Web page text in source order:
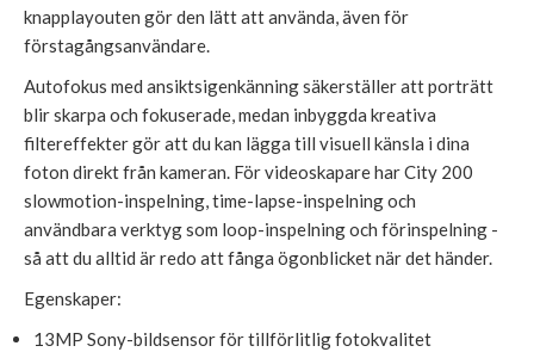
knapplayouten gör den lätt att använda, även för
förstagångsanvändare.
Autofokus med ansiktsigenkänning säkerställer att porträtt
blir skarpa och fokuserade, medan inbyggda kreativa
filtereffekter gör att du kan lägga till visuell känsla i dina
foton direkt från kameran. För videoskapare har City 200
slowmotion-inspelning, time-lapse-inspelning och
användbara verktyg som loop-inspelning och förinspelning -
så att du alltid är redo att fånga ögonblicket när det händer.
Egenskaper:
13MP Sony-bildsensor för tillförlitlig fotokvalitet